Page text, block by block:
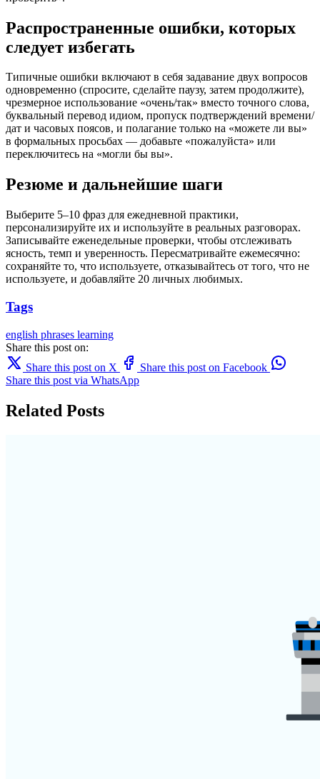
Распространенные ошибки, которых
следует избегать
Типичные ошибки включают в себя задавание двух вопросов
одновременно (спросите, сделайте паузу, затем продолжите),
чрезмерное использование «очень/так» вместо точного слова,
буквальный перевод идиом, пропуск подтверждений времени/
дат и часовых поясов, и полагание только на «можете ли вы»
в формальных просьбах — добавьте «пожалуйста» или
переключитесь на «могли бы вы».
Резюме и дальнейшие шаги
Выберите 5–10 фраз для ежедневной практики,
персонализируйте их и используйте в реальных разговорах.
Записывайте еженедельные проверки, чтобы отслеживать
ясность, темп и уверенность. Пересматривайте ежемесячно:
сохраняйте то, что используете, отказывайтесь от того, что не
используете, и добавляйте 20 личных любимых.
Tags
english phrases learning
Share this post on:
Share this post on X
Share this post on Facebook
Share this post via WhatsApp
Related Posts